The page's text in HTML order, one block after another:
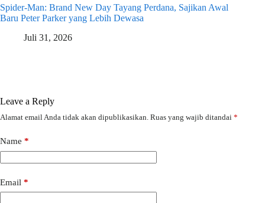
Spider-Man: Brand New Day Tayang Perdana, Sajikan Awal
Baru Peter Parker yang Lebih Dewasa
Juli 31, 2026
Leave a Reply
Alamat email Anda tidak akan dipublikasikan. Ruas yang wajib ditandai *
Name *
Email *